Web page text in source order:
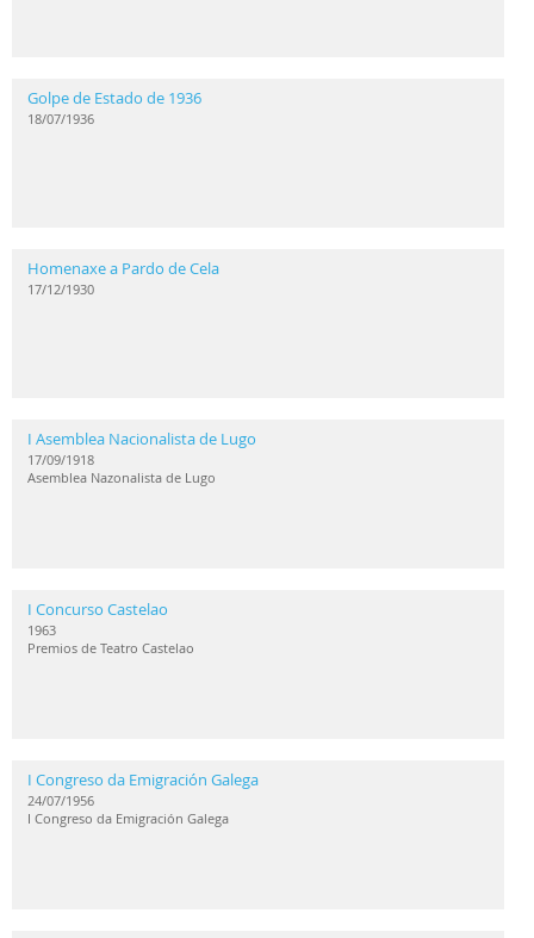
Golpe de Estado de 1936
18/07/1936
Homenaxe a Pardo de Cela
17/12/1930
I Asemblea Nacionalista de Lugo
17/09/1918
Asemblea Nazonalista de Lugo
I Concurso Castelao
1963
Premios de Teatro Castelao
I Congreso da Emigración Galega
24/07/1956
I Congreso da Emigración Galega